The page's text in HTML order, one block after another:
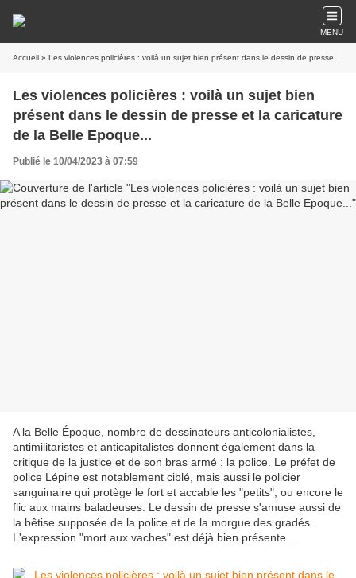
MENU
Accueil » Les violences policières : voilà un sujet bien présent dans le dessin de presse et la caricature de la Belle Epoque...
Les violences policières : voilà un sujet bien
présent dans le dessin de presse et la caricature
de la Belle Epoque...
Publié le 10/04/2023 à 07:59
A la Belle Époque, nombre de dessinateurs anticolonialistes,
antimilitaristes et anticapitalistes donnent également dans la
critique de la justice et de son bras armé : la police. Le préfet de
police Lépine est notablement ciblé, mais aussi le policier
sanguinaire qui protège le fort et accable les "petits", ou encore le
flic aux mains baladeuses. Le dessin de presse s'amuse aussi de
la bêtise supposée de la police et de la morgue des gradés.
L'expression "mort aux vaches" est déjà bien présente...